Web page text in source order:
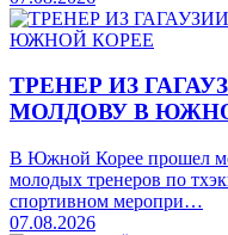
ТРЕНЕР ИЗ
МОЛДОВУ В
В Южной Корее прошел
молодых тренеров по
спортивном меропри…
07.08.2026